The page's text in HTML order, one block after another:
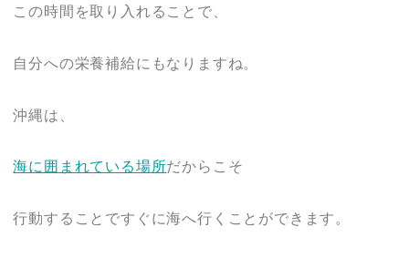
この時間を取り入れることで、
自分への栄養補給にもなりますね。
沖縄は、
海に囲まれている場所だからこそ
行動することですぐに海へ行くことができます。